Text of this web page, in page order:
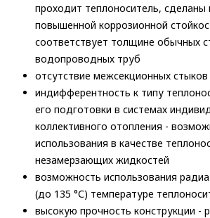
проходит теплоноситель, сделаны
повышенной коррозионной
соответствует толщине обычных
водопроводных труб
отсутствие межсекционных стыков
индифферентность к типу
его подготовки в системах
коллективного отопления -
использования в качестве
незамерзающих жидкостей
возможность использования
(до 135 °С) температуре
высокую прочность конструкции -